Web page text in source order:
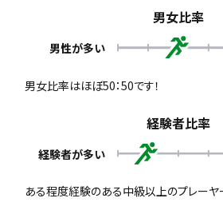
男女比率
男性が多い
男女比率はほぼ50：50です！
経験者比率
経験者が多い
ある程度経験のある中級以上のプレー